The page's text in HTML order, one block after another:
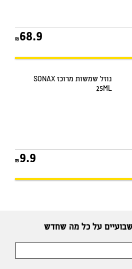
68.9
נוזל שמשות מרוכז SONAX
25ML
9.9
שבועיים על כל מה שחדש